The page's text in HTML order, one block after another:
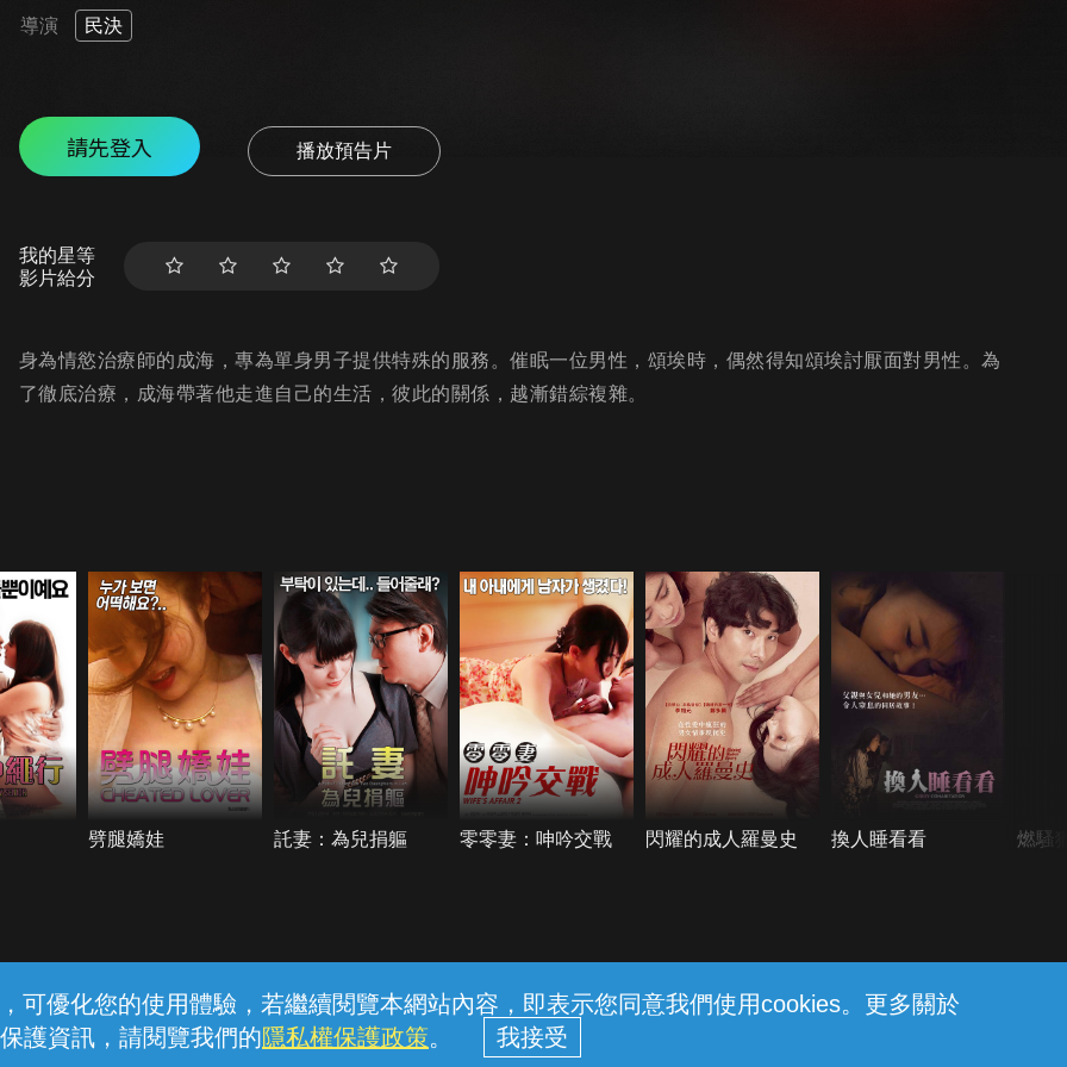
可優化您的使用體驗，若繼續閱覽本網站內容，即表示您同意我們使用cookies。更多關於
護資訊，請閱覽我們的隱私權保護政策。
導演 民決
請先登入 播放預告片
我的星等
影片給分
身為情慾治療師的成海，專為單身男子提供特殊的服務。催眠一位男性，頌埃時，偶然得知頌埃討厭面對男性。為
了徹底治療，成海帶著他走進自己的生活，彼此的關係，越漸錯綜複雜。
劈腿嬌娃 託妻：為兒捐軀 零零妻：呻吟交戰 閃耀的成人羅曼史 換人睡看看 燃騷
線上客服 服務條款 隱私權保護
中華電信股份有限公司個人家庭分公司 (統一編號：96979949) © 2026